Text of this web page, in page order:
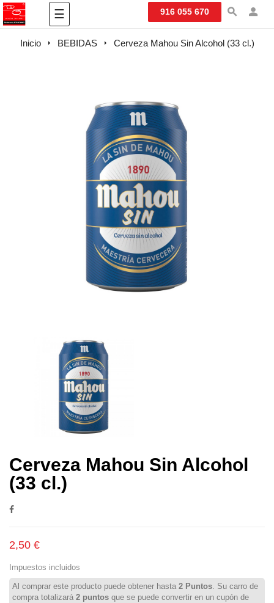
Navegación
de
palanca
☰ 916 055 670
Inicio BEBIDAS Cerveza Mahou Sin Alcohol (33 cl.)
Cerveza Mahou Sin Alcohol
(33 cl.)
2,50 €
Impuestos incluidos
Al comprar este producto puede obtener hasta 2 Puntos. Su carro de
compra totalizará 2 puntos que se puede convertir en un cupón de